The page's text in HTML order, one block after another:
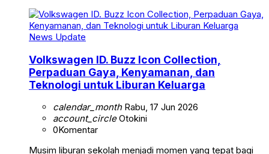
News Update
Volkswagen ID. Buzz Icon Collection,
Perpaduan Gaya, Kenyamanan, dan
Teknologi untuk Liburan Keluarga
calendar_monthRabu, 17 Jun 2026
account_circleOtokini
0Komentar
Musim liburan sekolah menjadi momen yang tepat bagi